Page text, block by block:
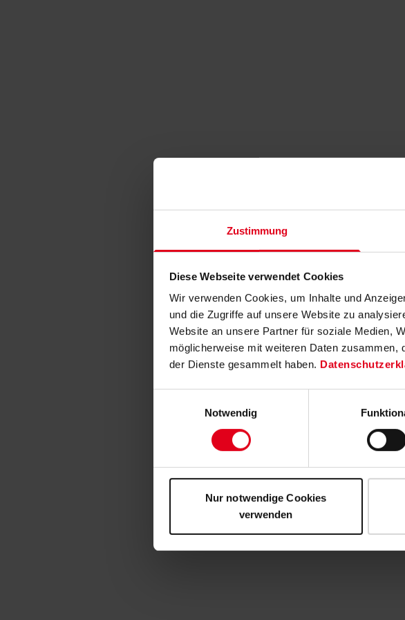
Zustimmung
Diese Webseite verwendet Cookies
Wir verwenden Cookies, um Inhalte und
und die Zugriffe auf unsere Website zu
Website an unsere Partner für soziale Medien,
möglicherweise mit weiteren Daten zusammen,
der Dienste gesammelt haben.
Notwendig
Nur notwendige Cookies
verwenden